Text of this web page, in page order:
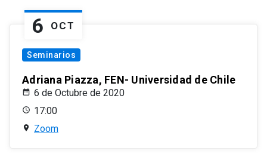
6 OCT
Seminarios
Adriana Piazza, FEN- Universidad de Chile
6 de Octubre de 2020
17:00
Zoom